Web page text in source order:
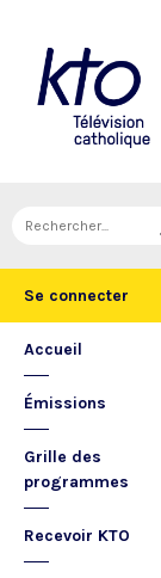
Se connecter
Accueil
Émissions
Grille des
programmes
Recevoir KTO